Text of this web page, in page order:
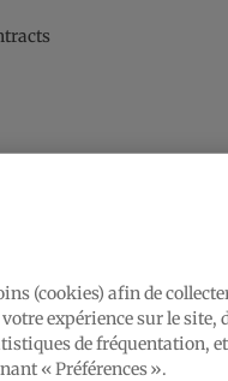
(cookies) afin de
expérience sur le site,
de fréquentation,
« Préférences ».